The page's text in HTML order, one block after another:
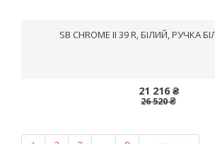
SB CHROME II 39 R, БІЛИЙ, РУЧКА
21 216 ₴
26 520 ₴